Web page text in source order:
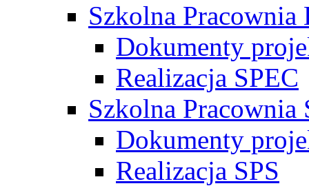
Szkolna
Dokumenty
Realizacja SPEC
Szkolna Pracownia
Dokumenty
Realizacja SPS